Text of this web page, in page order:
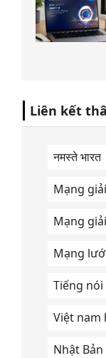
Liên kết
नमस्ते भारत
Mạng
Mạng
Mạng
Tiếng
Việt nam
Nhật